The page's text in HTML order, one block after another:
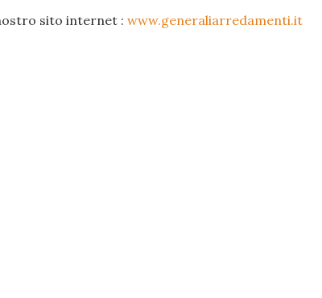
sito internet : www.generaliarredamenti.it